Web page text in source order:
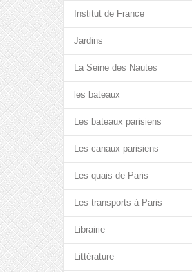
Institut de France
Jardins
La Seine des Nautes
les bateaux
Les bateaux parisiens
Les canaux parisiens
Les quais de Paris
Les transports à Paris
Librairie
Littérature